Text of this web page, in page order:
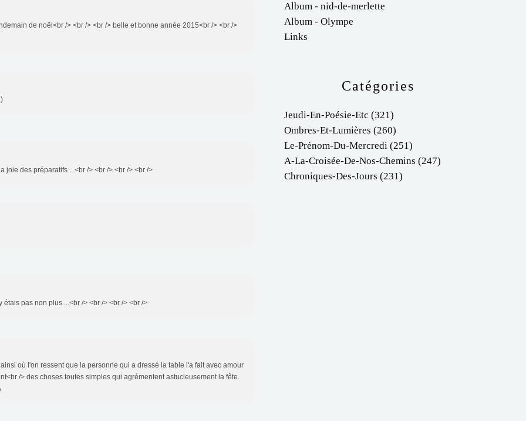
de noël<br /> <br /> <br /> belle et bonne année 2015<br /> <br />
joie des préparatifs ...<br /> <br /> <br /> <br />
pas non plus ...<br /> <br /> <br /> <br />
où l'on ressent que la personne qui a dressé la table l'a fait avec amour
/> des choses toutes simples qui agrémentent astucieusement la fête.
Catégories
Jeudi-En-Poésie-Etc (321)
Ombres-Et-Lumières (260)
Le-Prénom-Du-Mercredi (251)
A-La-Croisée-De-Nos-Chemins (247)
Chroniques-Des-Jours (231)
Album - nid-de-merlette
Album - Olympe
Links